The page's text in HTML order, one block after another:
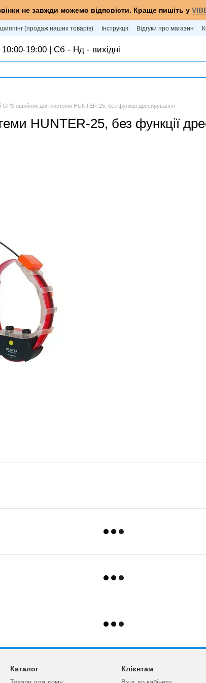
не завжди можемо відповісти. Краще пишіть у
(продаж наших товарів) Інструкції Відгуки про магазин
19:00 | Сб - Нд - вихідні
GPS ошийник для системи HUNTER-25, без функції дресирування
HUNTER-25, без функції
Каталог Клієнтам